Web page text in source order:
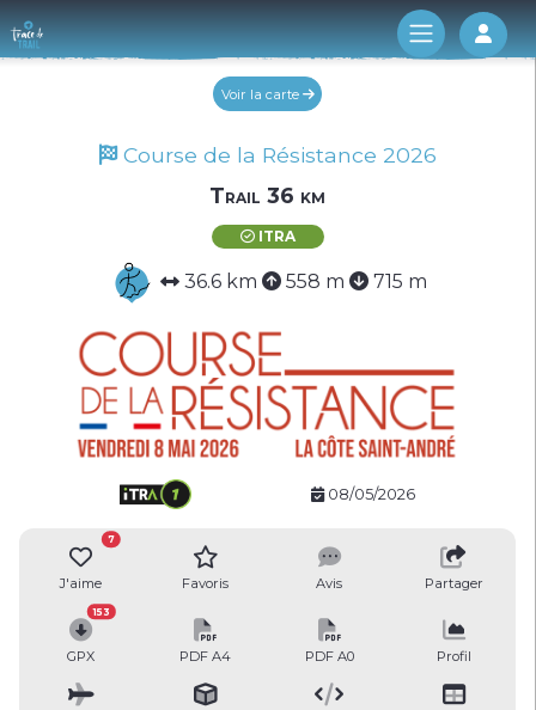
Log
Voir la carte
Course de la Résistance 2026
Trail 36 km
ITRA
36.6 km 558 m 715 m
08/05/2026
J'aime
7
Favoris Avis Partager
GPX
153
PDF A4 PDF A0 Profil